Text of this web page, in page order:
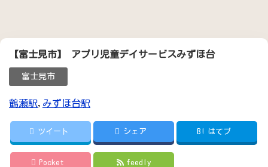
【富士見市】 アプリ児童デイサービスみずほ台
富士見市
鶴瀬駅, みずほ台駅
ツイート シェア B! はてブ
Pocket feedly